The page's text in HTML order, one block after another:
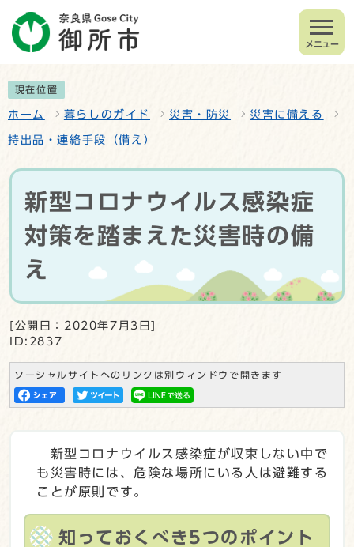
メニュー
現在位置
ホーム 暮らしのガイド 災害・防災 災害に備える
持出品・連絡手段（備え）
新型コロナウイルス感染症
対策を踏まえた災害時の備
え
[公開日：2020年7月3日]
ID:2837
ソーシャルサイトへのリンクは別ウィンドウで開きます
新型コロナウイルス感染症が収束しない中で
も災害時には、危険な場所にいる人は避難する
ことが原則です。
知っておくべき5つのポイント